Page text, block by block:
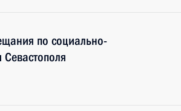
по социально-